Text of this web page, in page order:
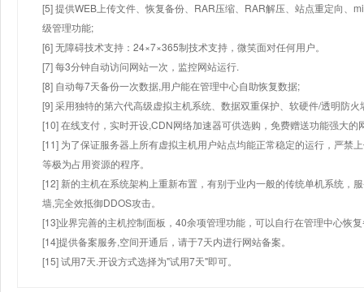
[5] 提供WEB上传文件、恢复备份、RAR压缩、RAR解压、站点重定向、
级管理功能;
[6] 无障碍技术支持：24×7×365制技术支持，微笑面对任何用户。
[7] 每3分钟自动访问网站一次，监控网站运行.
[8] 自动每7天备份一次数据,用户能在管理中心自助恢复数据;
[9] 采用独特的第六代高级虚拟主机系统、数据双重保护、软硬件/透明防火
[10] 在线支付，实时开设,CDN网络加速器可供选购，免费赠送功能强大
[11] 为了保证服务器上所有虚拟主机用户站点均能正常稳定的运行，严禁
等极为占用资源的程序。
[12] 新的主机在系统架构上重新布置，有别于业内一般的传统单机系统，
墙,完全效抵御DDOS攻击。
[13]业界完善的主机控制面板，40余项管理功能，可以自行在管理中心恢
[14]提供备案服务,空间开通后，请于7天内进行网站备案。
[15] 试用7天.开设方式选择为"试用7天"即可。